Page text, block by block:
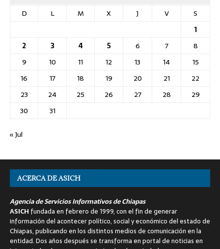
D
L M X J V
S
1
2
3 4 5 6 7
8
9
10 11 12 13 14
15
16
17 18 19 20 21
22
23
24 25 26 27 28
29
30
31
« Jul
ACERCA DE ASICH
Agencia de Servicios Informativos de Chiapas
ASICH fundada en febrero de 1999, con el fin de generar
información del acontecer político, social y económico del estado de
Chiapas, publicando en los distintos medios de comunicación en la
entidad. Dos años después se transforma en portal de noticias en